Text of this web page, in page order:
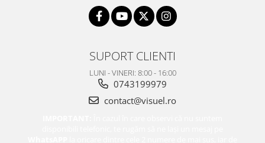
SUPORT CLIENTI
LUNI - VINERI: 8:00 - 16:00
0743199979
contact@visuel.ro